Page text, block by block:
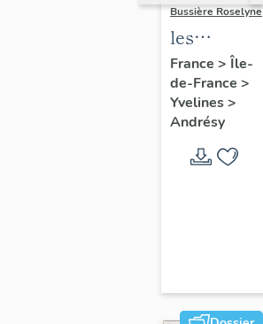
Bussière Roselyne
les
immeubles,
maisons et
fermes du
canton
d'Andrésy
France > Île-
de-France >
Yvelines>
Andrésy